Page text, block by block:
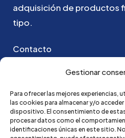
Gestionar
Para ofrecer las mejores
las cookies para almacenar y/o
dispositivo. El consentimiento de
procesar datos como el
identificaciones únicas en este sitio.
adquisición de productos
tipo.
Contacto
Puedes ponerte en
hola@credi4me.com